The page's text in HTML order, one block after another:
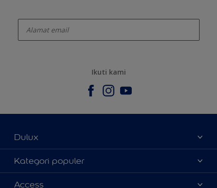
Ikuti kami
Dulux
Tentang Kami
Contact us
Kategori populer
Warna
Access